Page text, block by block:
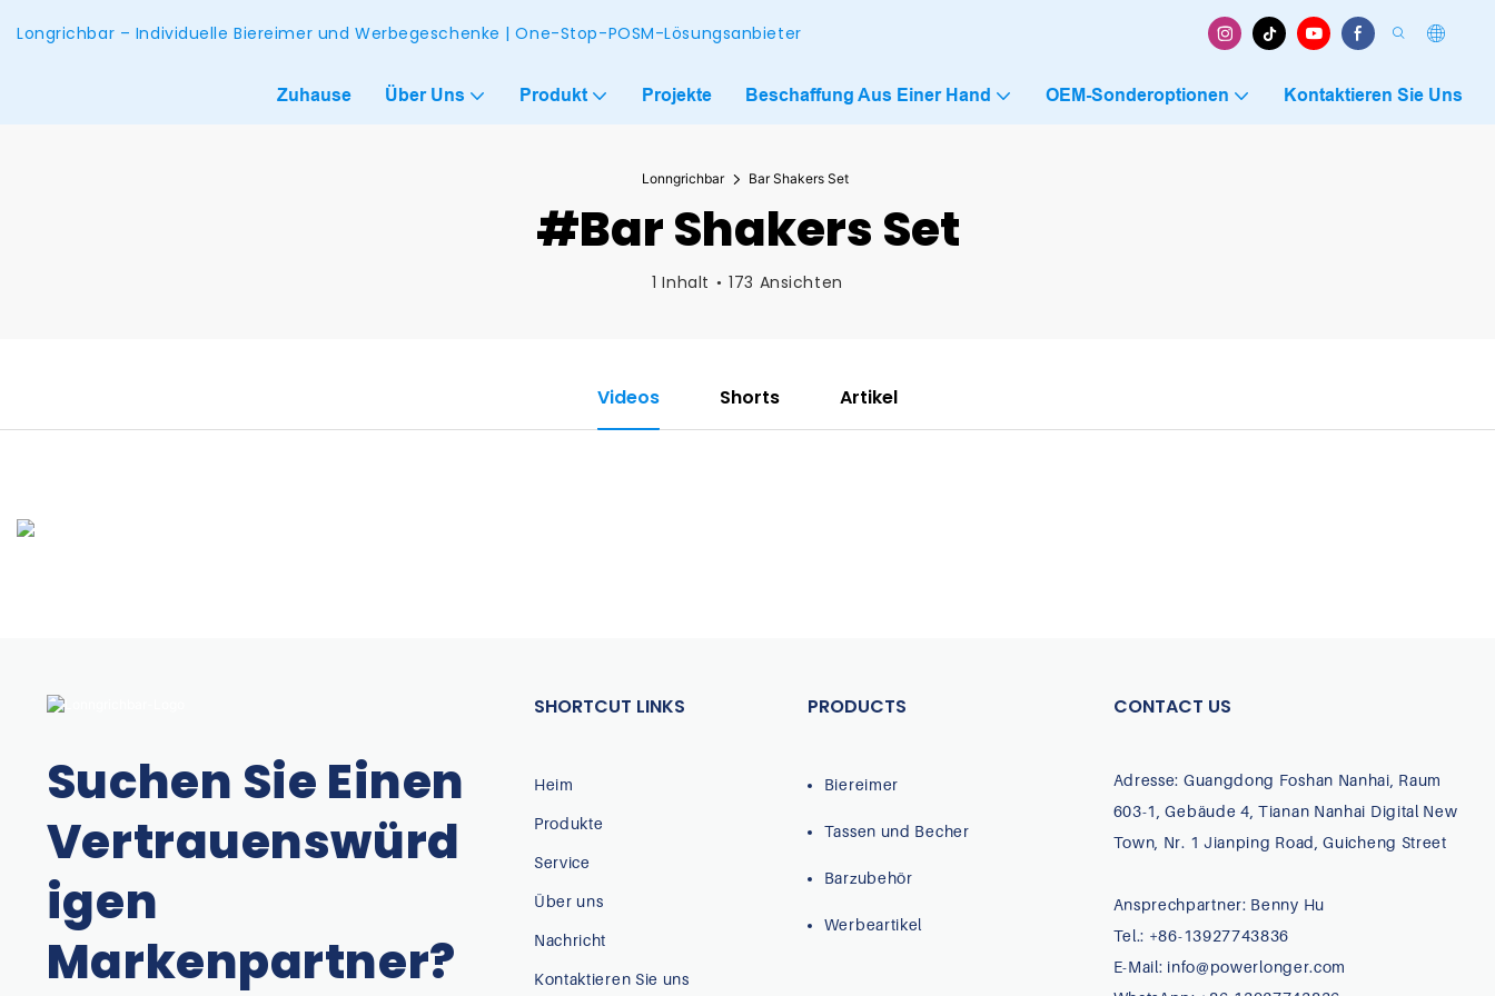
Longrichbar – Individuelle Biereimer und Werbegeschenke | One-Stop-POSM-Lösungsanbieter
Zuhause Über Uns Produkt Projekte Beschaffung Aus Einer Hand OEM-Sonderoptionen Kontaktieren Sie Uns
Lonngrichbar Bar Shakers Set
#Bar Shakers Set
1 Inhalt 173 Ansichten
Videos Shorts Artikel
Suchen Sie Einen
Vertrauenswürd
Igen
Markenpartner?
SHORTCUT LINKS
Heim
Produkte
Service
Über uns
Nachricht
Kontaktieren Sie uns
PRODUCTS
Biereimer
Tassen und Becher
Barzubehör
Werbeartikel
CONTACT US
Adresse: Guangdong Foshan Nanhai, Raum
603-1, Gebäude 4, Tianan Nanhai Digital New
Town, Nr. 1 Jianping Road, Guicheng Street
Ansprechpartner: Benny Hu
Tel.: +86-13927743836
E-Mail: info@powerlonger.com